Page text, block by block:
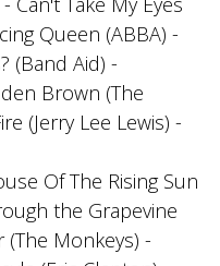
Queen (ABBA) -
(Band Aid) -
Brown (The
(Jerry Lee Lewis) -
Of The Rising Sun
the Grapevine
(The Monkeys) -